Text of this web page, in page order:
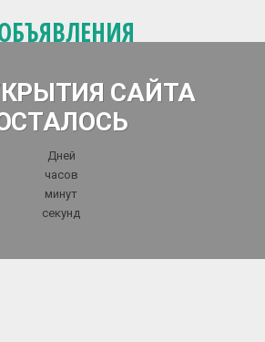
САЙТА
Дней
часов
минут
секунд